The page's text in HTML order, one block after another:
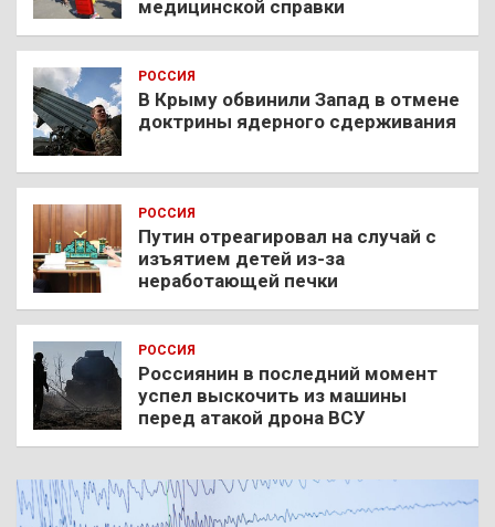
медицинской справки
РОССИЯ
В Крыму обвинили Запад в отмене
доктрины ядерного сдерживания
РОССИЯ
Путин отреагировал на случай с
изъятием детей из-за
неработающей печки
РОССИЯ
Россиянин в последний момент
успел выскочить из машины
перед атакой дрона ВСУ